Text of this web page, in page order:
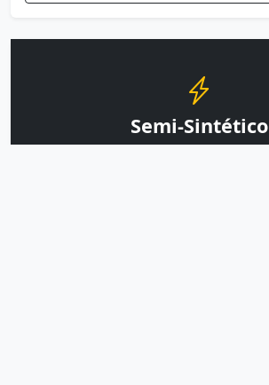
Semi-Sintético